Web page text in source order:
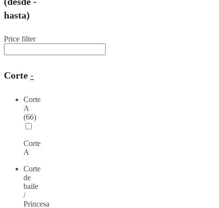
hasta)
Price filter
Corte -
Corte
A
(66)
Corte
A
Corte
de
baile
/
Princesa